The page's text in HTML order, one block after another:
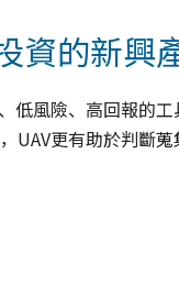
資的新興
低風險、高回報的
UAV更有助於判斷